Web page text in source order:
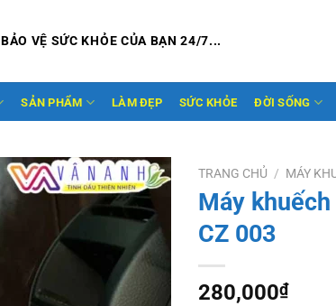
BẢO VỆ SỨC KHỎE CỦA BẠN 24/7...
SẢN PHẨM LÀM ĐẸP SỨC KHỎE ĐỜI SỐNG
Add to
wishlist
TRANG CHỦ / MÁY
Máy
CZ 003
280,000₫